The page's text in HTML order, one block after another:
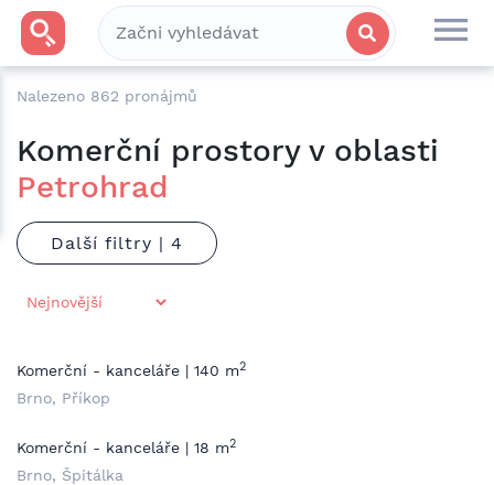
Nalezeno 862 pronájmů
Komerční prostory v oblasti
Petrohrad
Další filtry |
Komerční - kanceláře | 140 m2
Brno, Příkop
Komerční - kanceláře | 18 m2
Brno, Špitálka